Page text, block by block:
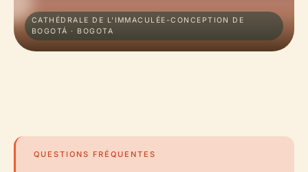
CATHÉDRALE DE L'IMMACULÉE-CONCEPTION DE
BOGOTÁ · BOGOTA
QUESTIONS FRÉQUENTES